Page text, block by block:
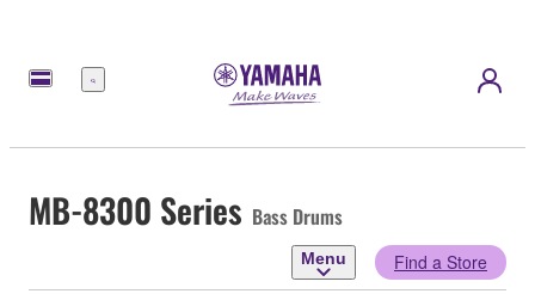
Menu
MB-8300 Series Bass Drums
Menu Find a Store